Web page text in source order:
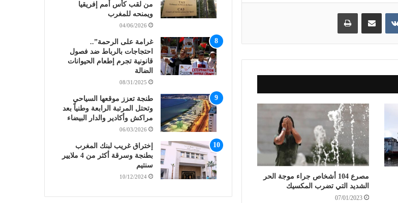
مشاركة عبر البريد طباعة
مصرع 104 أشخاص جراء موجة الحر
الشديد التي تضرب المكسيك
07/01/2023
من لقب كأس أمم إفريقيا
ويمنحه للمغرب
04/06/2026
غرامة على الرحمة”..
احتجاجات بالرباط ضد فصول
قانونية تجرم إطعام الحيوانات
الضالة
08/31/2025
طنجة تعزز موقعها السياحي
وتحتل المرتبة الرابعة وطنياً بعد
مراكش وأكادير والدار البيضاء
06/03/2026
إختراق غريب لبنك المغرب
بطنجة وسرقة أكثر من 4 ملايير
سنتيم
10/12/2024